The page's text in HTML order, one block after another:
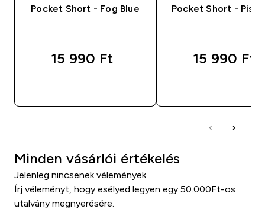
Pocket Short - Fog Blue
15 990 Ft‎
Pocket Short -
15 990 Ft‎
Minden vásárlói értékelés
Jelenleg nincsenek vélemények.
Írj véleményt, hogy esélyed legyen egy 50.000Ft-os
utalvány megnyerésére.